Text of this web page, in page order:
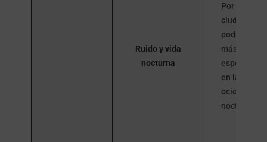
Ruido y vida
nocturna
Por ser una
ciudad
podría
más ruido,
en las
ocio y vida
nocturna.